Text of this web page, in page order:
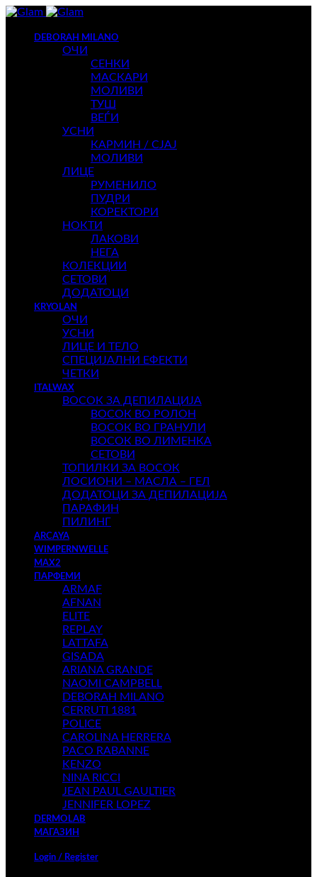
DEBORAH MILANO
ОЧИ
СЕНКИ
МАСКАРИ
МОЛИВИ
ТУШ
ВЕЃИ
УСНИ
КАРМИН / СЈАЈ
МОЛИВИ
ЛИЦЕ
РУМЕНИЛО
ПУДРИ
КОРЕКТОРИ
НОКТИ
ЛАКОВИ
НЕГА
КОЛЕКЦИИ
СЕТОВИ
ДОДАТОЦИ
KRYOLAN
ОЧИ
УСНИ
ЛИЦЕ И ТЕЛО
СПЕЦИЈАЛНИ ЕФЕКТИ
ЧЕТКИ
ITALWAX
ВОСОК ЗА ДЕПИЛАЦИЈА
ВОСОК ВО РОЛОН
ВОСОК ВО ГРАНУЛИ
ВОСОК ВО ЛИМЕНКА
СЕТОВИ
ТОПИЛКИ ЗА ВОСОК
ЛОСИОНИ – МАСЛА – ГЕЛ
ДОДАТОЦИ ЗА ДЕПИЛАЦИЈА
ПАРАФИН
ПИЛИНГ
ARCAYA
WIMPERNWELLE
MAX2
ПАРФЕМИ
ARMAF
AFNAN
ELITE
REPLAY
LATTAFA
GISADA
ARIANA GRANDE
NAOMI CAMPBELL
DEBORAH MILANO
CERRUTI 1881
POLICE
CAROLINA HERRERA
PACO RABANNE
KENZO
NINA RICCI
JEAN PAUL GAULTIER
JENNIFER LOPEZ
DERMOLAB
МАГАЗИН
Login / Register